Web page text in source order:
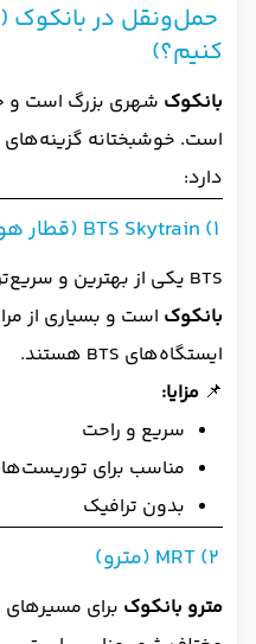
حمل‌ونقل در بانکوک
کنیم؟)
بانکوک شهری بزرگ است و
است. خوشبختانه
دارد:
BTS یکی از بهترین و سریع‌ترین روش‌های رفت‌وآمد در
بانکوک است و بسیاری از
ایستگاه‌های BTS هستند.
📌 مزایا:
سریع و راحت
مناسب برای توریست‌ها
بدون ترافیک
مترو بانکوک برای